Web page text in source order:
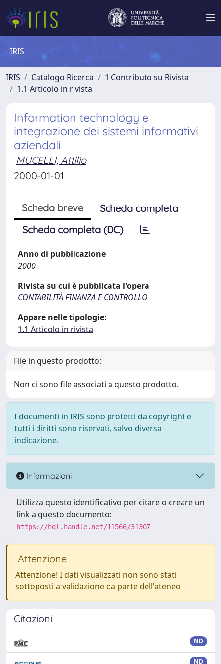
IRIS
IRIS Catalogo Ricerca
1 Contributo su Rivista
1.1 Articolo in rivista
Information technology e
integrazione dei sistemi informativi
aziendali
MUCELLI, Attilio
2000-01-01
Scheda breve
Scheda completa
Scheda completa (DC)
Anno di pubblicazione
2000
Rivista su cui è pubblicata l'opera
CONTABILITÀ FINANZA E CONTROLLO
Appare nelle tipologie:
1.1 Articolo in rivista
File in questo prodotto:
Non ci sono file associati a questo prodotto.
I documenti in IRIS sono protetti da copyright e
tutti i diritti sono riservati, salvo diversa
indicazione.
Informazioni
Utilizza questo identificativo per citare o creare un
link a questo documento:
https://hdl.handle.net/11566/31307
Attenzione
Attenzione! I dati visualizzati non sono stati
sottoposti a validazione da parte dell'ateneo
Citazioni
ND
ND